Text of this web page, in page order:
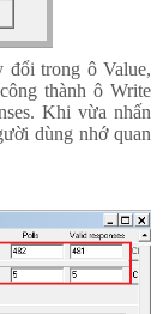
trong ô Value,
thành ô Write
Khi vừa nhấn
dùng nhớ quan